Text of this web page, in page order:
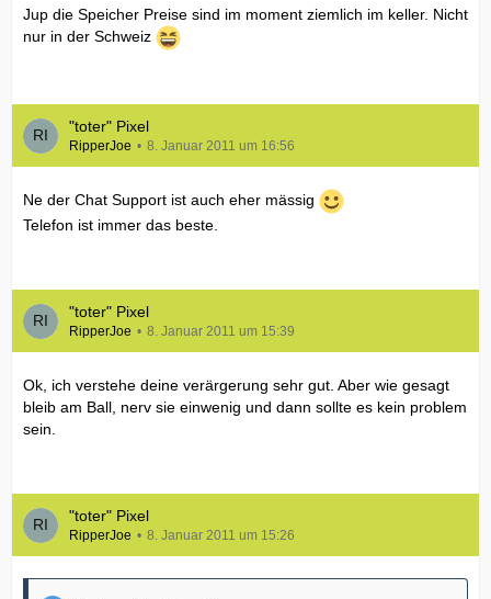
Jup die Speicher Preise sind im moment ziemlich im keller. Nicht
nur in der Schweiz
"toter" Pixel
RipperJoe 8. Januar 2011 um 16:56
Ne der Chat Support ist auch eher mässig
Telefon ist immer das beste.
"toter" Pixel
RipperJoe 8. Januar 2011 um 15:39
Ok, ich verstehe deine verärgerung sehr gut. Aber wie gesagt
bleib am Ball, nerv sie einwenig und dann sollte es kein problem
sein.
"toter" Pixel
RipperJoe 8. Januar 2011 um 15:26